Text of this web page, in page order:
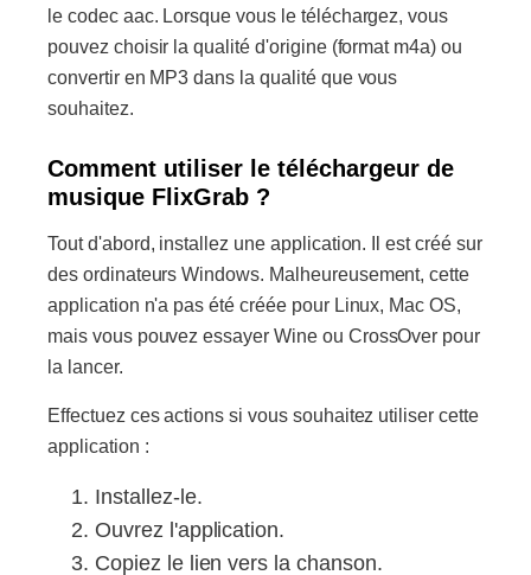
le codec aac. Lorsque vous le téléchargez, vous
pouvez choisir la qualité d'origine (format m4a) ou
convertir en MP3 dans la qualité que vous
souhaitez.
Comment utiliser le téléchargeur de
musique FlixGrab ?
Tout d'abord, installez une application. Il est créé sur
des ordinateurs Windows. Malheureusement, cette
application n'a pas été créée pour Linux, Mac OS,
mais vous pouvez essayer Wine ou CrossOver pour
la lancer.
Effectuez ces actions si vous souhaitez utiliser cette
application :
Installez-le.
Ouvrez l'application.
Copiez le lien vers la chanson.